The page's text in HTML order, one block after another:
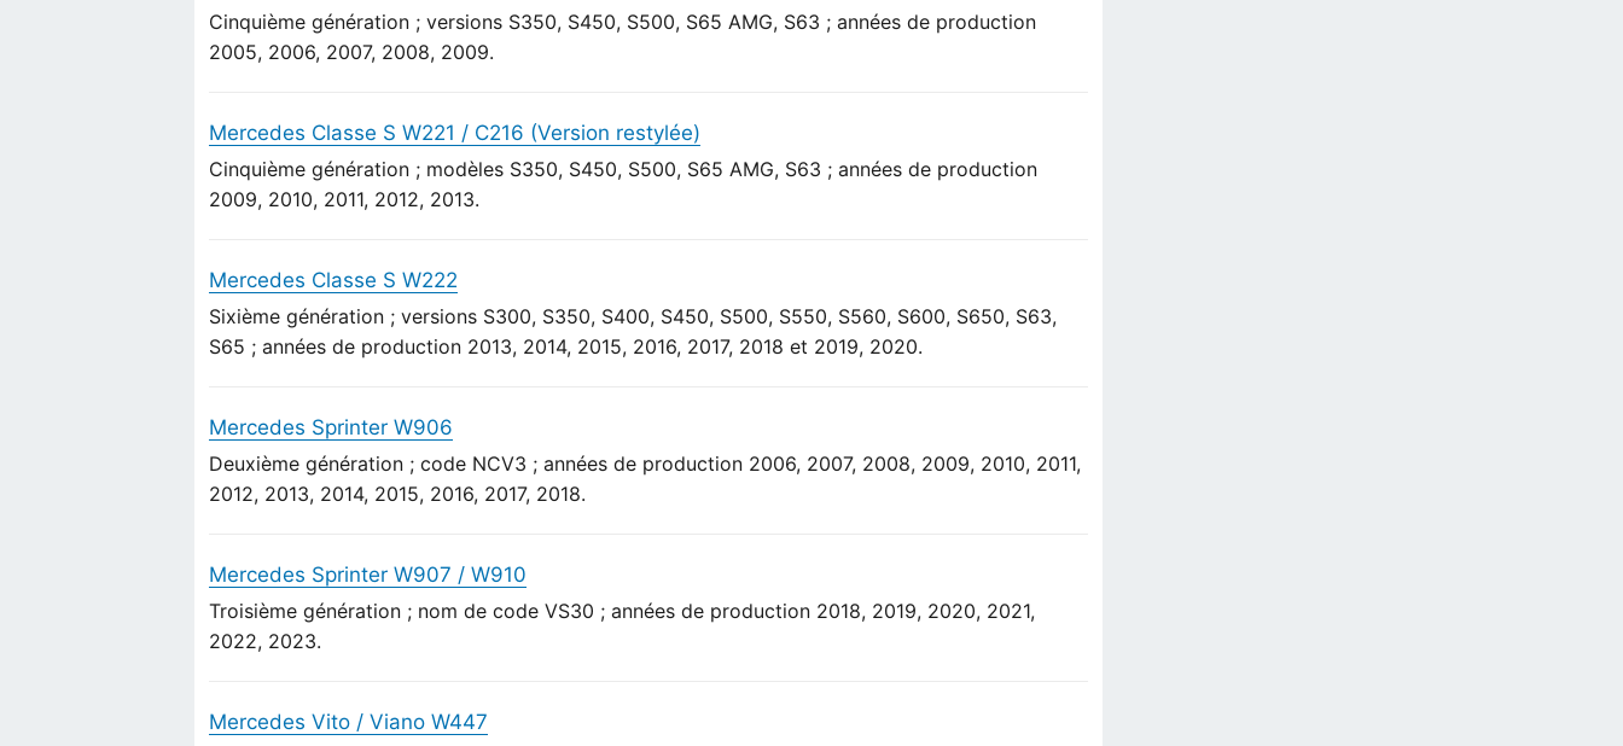
Cinquième génération ; versions S350, S450, S500, S65 AMG, S63 ; années de production
2005, 2006, 2007, 2008, 2009.
Mercedes Classe S W221 / C216 (Version restylée)
Cinquième génération ; modèles S350, S450, S500, S65 AMG, S63 ; années de production
2009, 2010, 2011, 2012, 2013.
Mercedes Classe S W222
Sixième génération ; versions S300, S350, S400, S450, S500, S550, S560, S600, S650, S63,
S65 ; années de production 2013, 2014, 2015, 2016, 2017, 2018 et 2019, 2020.
Mercedes Sprinter W906
Deuxième génération ; code NCV3 ; années de production 2006, 2007, 2008, 2009, 2010, 2011,
2012, 2013, 2014, 2015, 2016, 2017, 2018.
Mercedes Sprinter W907 / W910
Troisième génération ; nom de code VS30 ; années de production 2018, 2019, 2020, 2021,
2022, 2023.
Mercedes Vito / Viano W447